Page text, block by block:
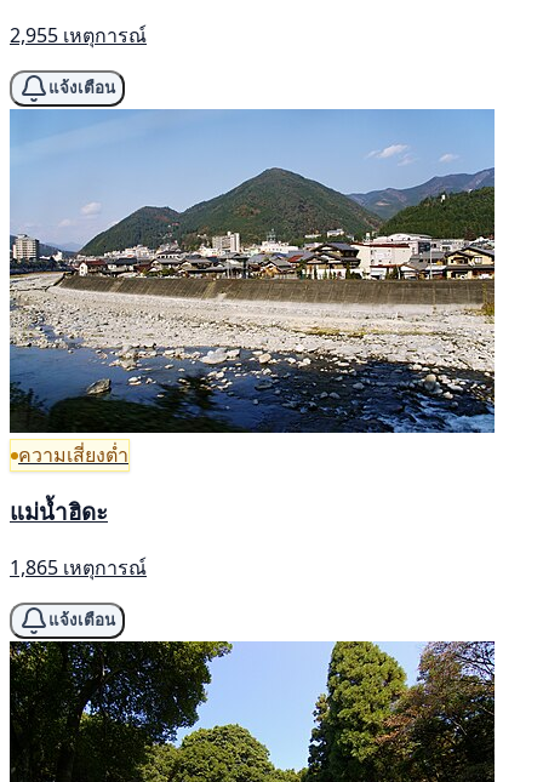
2,955 เหตุการณ์
แจ้งเตือน
ความเสี่ยงต่ำ
แม่น้ำฮิดะ
1,865 เหตุการณ์
แจ้งเตือน